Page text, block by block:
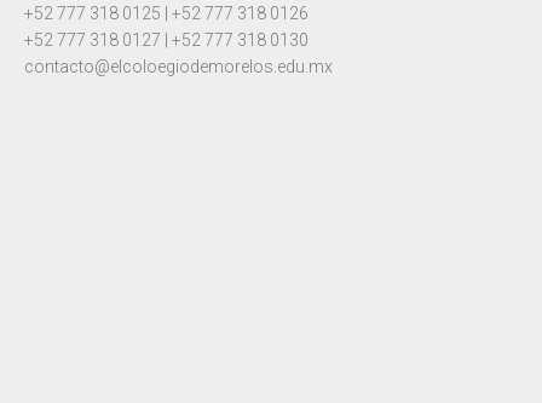
+52 777 318 0125 | +52 777 318 0126
+52 777 318 0127 | +52 777 318 0130
contacto@elcoloegiodemorelos.edu.mx